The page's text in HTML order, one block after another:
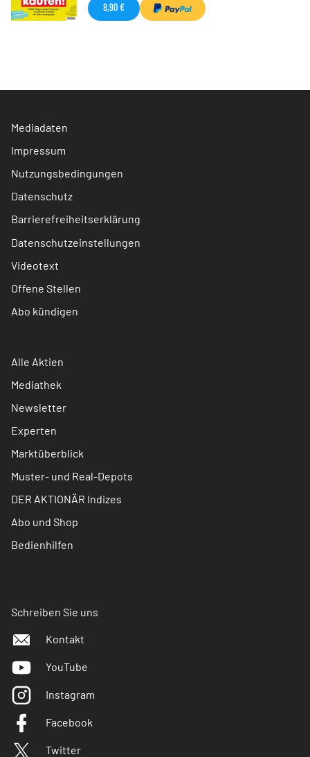
8,90 €
Mediadaten
Impressum
Nutzungsbedingungen
Datenschutz
Barrierefreiheitserklärung
Datenschutzeinstellungen
Videotext
Offene Stellen
Abo kündigen
Alle Aktien
Mediathek
Newsletter
Experten
Marktüberblick
Muster- und Real-Depots
DER AKTIONÄR Indizes
Abo und Shop
Bedienhilfen
Schreiben Sie uns
Kontakt
YouTube
Instagram
Facebook
Twitter